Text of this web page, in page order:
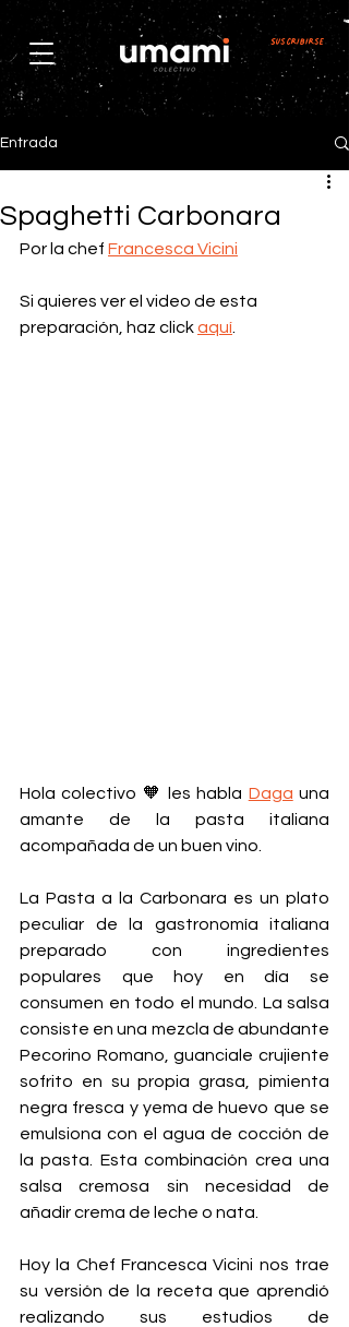
Suscribirse
Entrada
Spaghetti Carbonara
Por la chef Francesca Vicini
Si quieres ver el video de esta
preparación, haz click aquí
Hola colectivo 🧡 les habla Daga una
amante de la pasta italiana
acompañada de un buen vino.
La Pasta a la Carbonara es un plato
peculiar de la gastronomía italiana
preparado con ingredientes
populares que hoy en día se
consumen en todo el mundo. La salsa
consiste en una mezcla de abundante
Pecorino Romano, guanciale crujiente
sofrito en su propia grasa, pimienta
negra fresca y yema de huevo que se
emulsiona con el agua de cocción de
la pasta. Esta combinación crea una
salsa cremosa sin necesidad de
añadir crema de leche o nata.
Hoy la Chef Francesca Vicini nos trae
su versión de la receta que aprendió
realizando sus estudios de